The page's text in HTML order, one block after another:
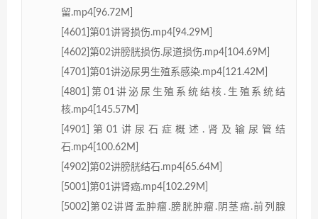
留.mp4[96.72M]
[4601]第01讲肾损伤.mp4[94.29M]
[4602]第02讲膀胱损伤.尿道损伤.mp4[104.69M]
[4701]第01讲泌尿男生殖系感染.mp4[121.42M]
[4801]第01讲泌尿生殖系统结核.生殖系统结
核.mp4[145.57M]
[4901]第01讲尿石症概述.肾及输尿管结
石.mp4[100.62M]
[4902]第02讲膀胱结石.mp4[65.64M]
[5001]第01讲肾癌.mp4[102.29M]
[5002]第02讲肾盂肿瘤.膀胱肿瘤.阴茎癌.前列腺